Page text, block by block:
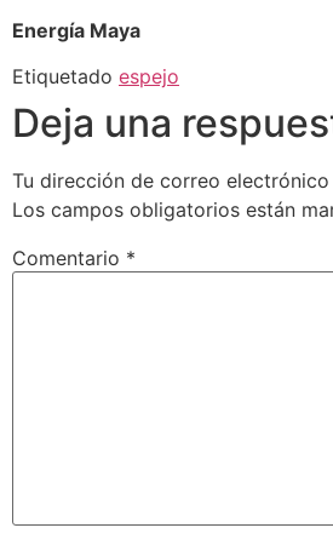
Energía Maya
Etiquetado espejo
Deja una
Tu dirección de correo
Los campos obligatorios están
Comentario *